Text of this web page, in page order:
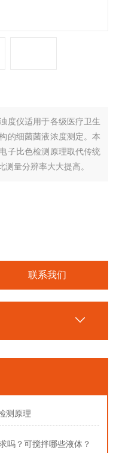
度仪适用于各级医疗卫生
的细菌菌液浓度测定。本
子比色检测原理取代传统
量分辨率大大提高。
联系我们
测原理
吗？可搅拌哪些液体？